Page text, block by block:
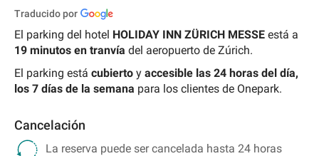
Traducido por
El parking del hotel HOLIDAY INN ZÜRICH MESSE está a
19 minutos en tranvía del aeropuerto de Zúrich.
El parking está cubierto y accesible las 24 horas del día,
los 7 días de la semana para los clientes de Onepark.
Cancelación
La reserva puede ser cancelada hasta 24 horas